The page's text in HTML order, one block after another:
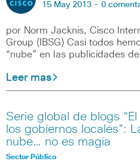
15 May 2013 - 0
por Norm Jacknis, Cisco
Group (IBSG) Casi todos
“nube” en las publicidades
Leer mas
Serie global de blogs
los gobiernos locales”:
nube… no es magia
Sector Público